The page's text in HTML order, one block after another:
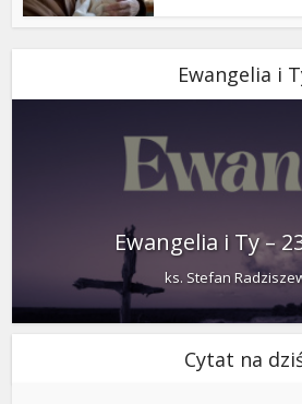
Ewangelia i
Ewangelia i Ty –
ks. Stefan
Cytat na